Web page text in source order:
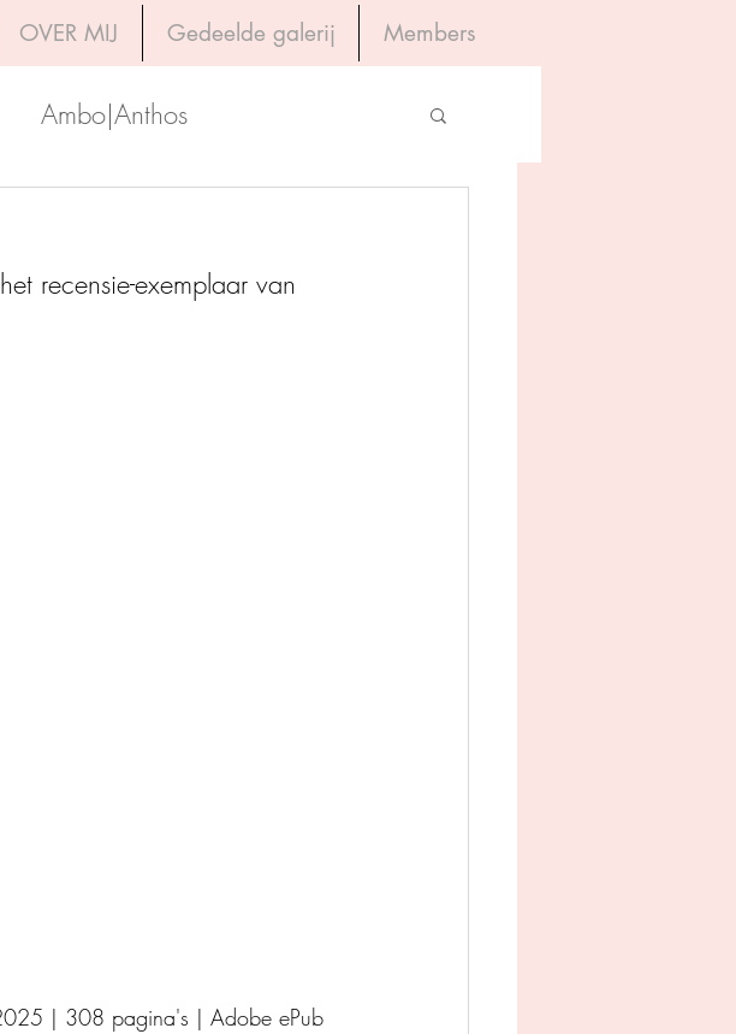
OVER MIJ Gedeelde galerij Members
Ambo|Anthos
The House of Books
recensie-exemplaar van
| 308 pagina's | Adobe ePub